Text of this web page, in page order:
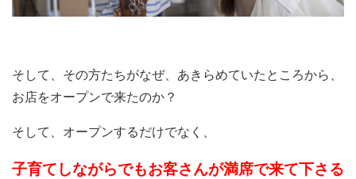
そして、その方たちがなぜ、あきらめていたところから、
お店をオープンで来たのか？
そして、オープンするだけでなく、
子育てしながらでもお客さんが満席で来て下さる